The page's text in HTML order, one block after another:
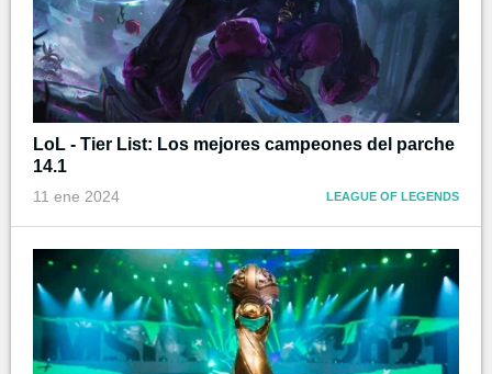
LoL - Tier List: Los mejores campeones del parche
14.1
11 ene 2024 LEAGUE OF LEGENDS